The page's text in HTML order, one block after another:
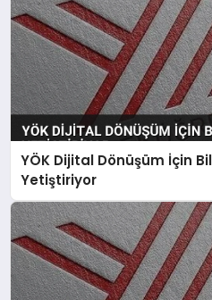
YÖK Dijital Dönüşüm İçin
Yetiştiriyor